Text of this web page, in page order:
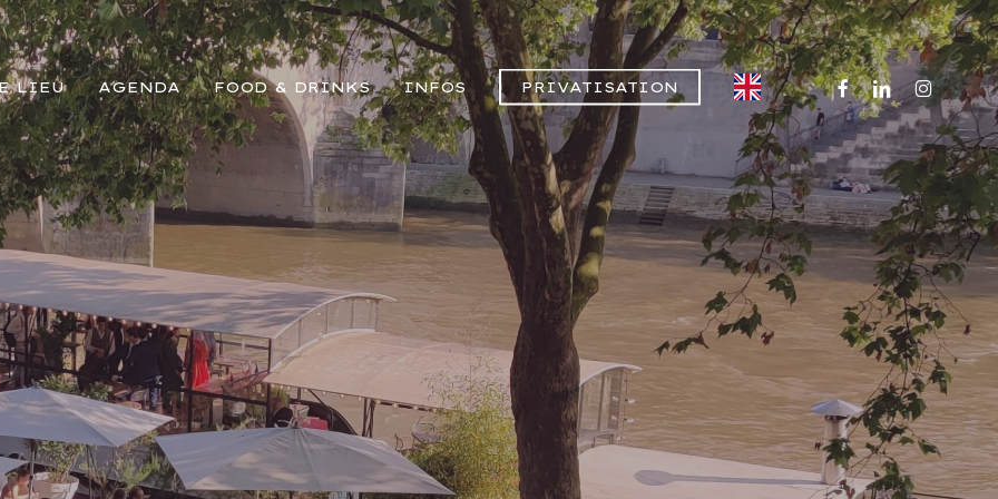
LIEU AGENDA FOOD & DRINKS INFOS PRIVATISATION FACEBOOK
LINKEDIN